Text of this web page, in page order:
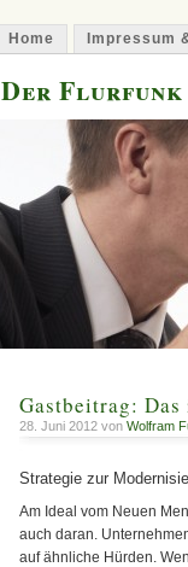
Home Impressum
Der Flurfunk
Gastbeitrag:
28. Juni 2012 von Wolfram
Strategie zur
Am Ideal vom Neuen
auch daran.
auf ähnliche Hürden.